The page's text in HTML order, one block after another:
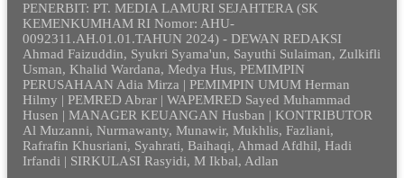
PENERBIT: PT. MEDIA LAMURI SEJAHTERA (SK
KEMENKUMHAM RI Nomor: AHU-
0092311.AH.01.01.TAHUN 2024) - DEWAN REDAKSI
Ahmad Faizuddin, Syukri Syama'un, Sayuthi Sulaiman, Zulkifli
Usman, Khalid Wardana, Medya Hus, PEMIMPIN
PERUSAHAAN Adia Mirza | PEMIMPIN UMUM Herman
Hilmy | PEMRED Abrar | WAPEMRED Sayed Muhammad
Husen | MANAGER KEUANGAN Husban | KONTRIBUTOR
Al Muzanni, Nurmawanty, Munawir, Mukhlis, Fazliani,
Rafrafin Khusriani, Syahrati, Baihaqi, Ahmad Afdhil, Hadi
Irfandi | SIRKULASI Rasyidi, M Ikbal, Adlan